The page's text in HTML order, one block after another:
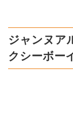
ジャンヌア
クシーボー